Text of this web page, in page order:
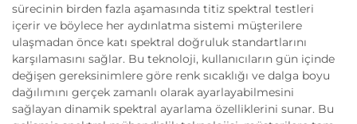
sürecinin birden fazla aşamasında titiz spektral testleri
içerir ve böylece her aydınlatma sistemi müşterilere
ulaşmadan önce katı spektral doğruluk standartlarını
karşılamasını sağlar. Bu teknoloji, kullanıcıların gün içinde
değişen gereksinimlere göre renk sıcaklığı ve dalga boyu
dağılımını gerçek zamanlı olarak ayarlayabilmesini
sağlayan dinamik spektral ayarlama özelliklerini sunar. Bu